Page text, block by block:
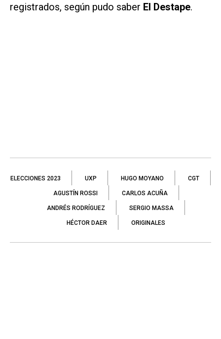
registrados, según pudo saber El Destape.
ELECCIONES 2023 UXP HUGO MOYANO CGT
AGUSTÍN ROSSI CARLOS ACUÑA
ANDRÉS RODRÍGUEZ SERGIO MASSA
HÉCTOR DAER ORIGINALES